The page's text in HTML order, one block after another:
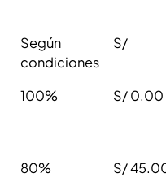
Según
condiciones
S/
100% S/ 0.00
80% S/